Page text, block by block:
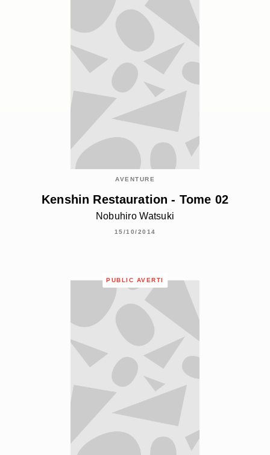
AVENTURE
Kenshin Restauration - Tome 02
Nobuhiro Watsuki
15/10/2014
PUBLIC AVERTI